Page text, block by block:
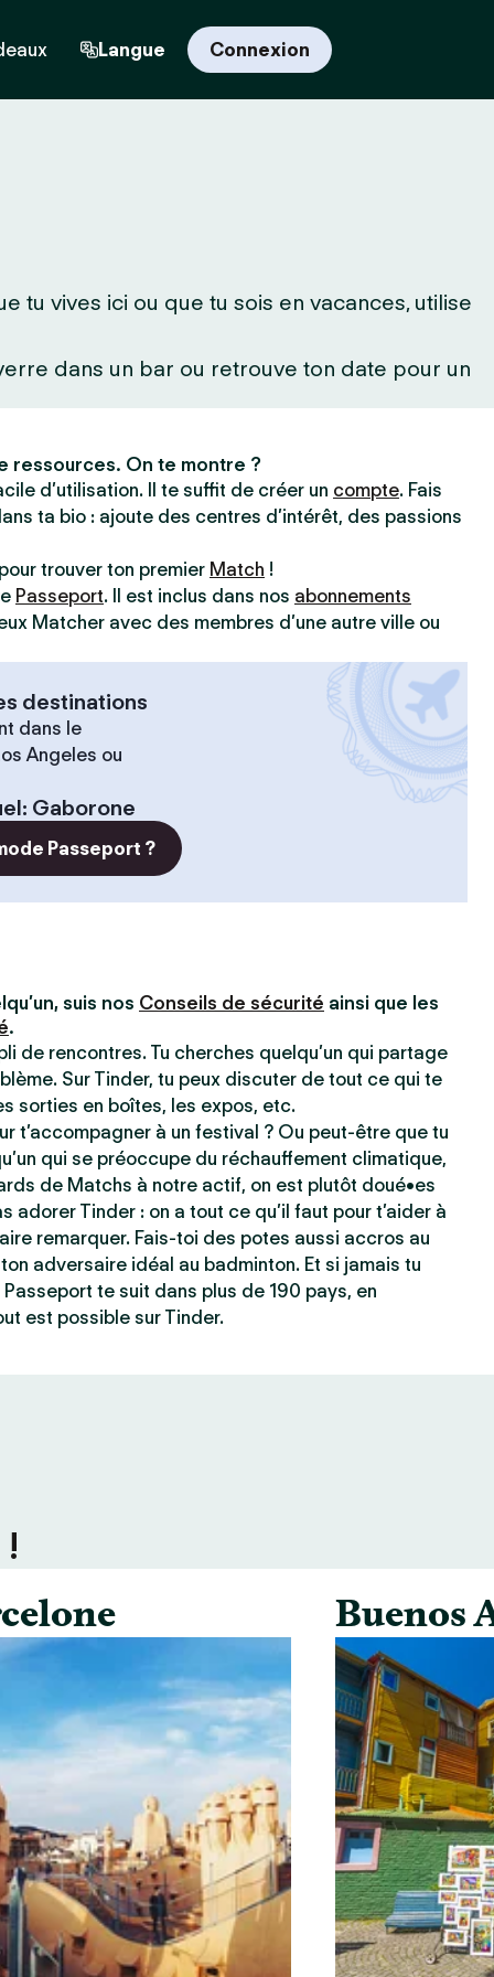
Langue Connexion
tu vives ici ou que tu sois en vacances, utilise
dans un bar ou retrouve ton date pour un
ressources. On te montre ?
d’utilisation. Il te suffit de créer un compte. Fais
ta bio : ajoute des centres d’intérêt, des passions
trouver ton premier Match !
Passeport. Il est inclus dans nos abonnements
Matcher avec des membres d’une autre ville ou
destinations
dans le
Angeles ou
: Gaborone
Passeport ?
suis nos Conseils de sécurité ainsi que les
.
de rencontres. Tu cherches quelqu’un qui partage
Sur Tinder, tu peux discuter de tout ce qui te
sorties en boîtes, les expos, etc.
t’accompagner à un festival ? Ou peut-être que tu
qui se préoccupe du réchauffement climatique,
de Matchs à notre actif, on est plutôt doué•es
adorer Tinder : on a tout ce qu’il faut pour t’aider à
remarquer. Fais-toi des potes aussi accros au
adversaire idéal au badminton. Et si jamais tu
te suit dans plus de 190 pays, en
est possible sur Tinder.
Buenos